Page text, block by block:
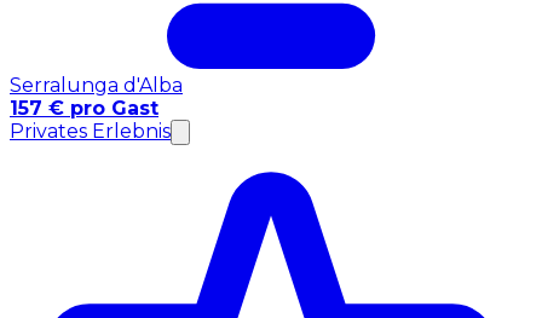
Serralunga d'Alba
157 € pro Gast
Privates Erlebnis